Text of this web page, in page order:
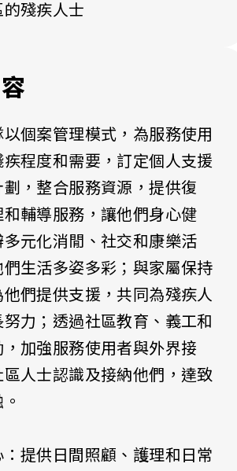
殘疾人士
個案管理模式，為服務使用
疾程度和需要，訂定個人支援
劃，整合服務資源，提供復
和輔導服務，讓他們身心健
多元化消閒、社交和康樂活
們生活多姿多彩；與家屬保持
他們提供支援，共同為殘疾人
力；透過社區教育、義工和
加強服務使用者與外界接
人士認識及接納他們，達致
：提供日間照顧、護理和日常